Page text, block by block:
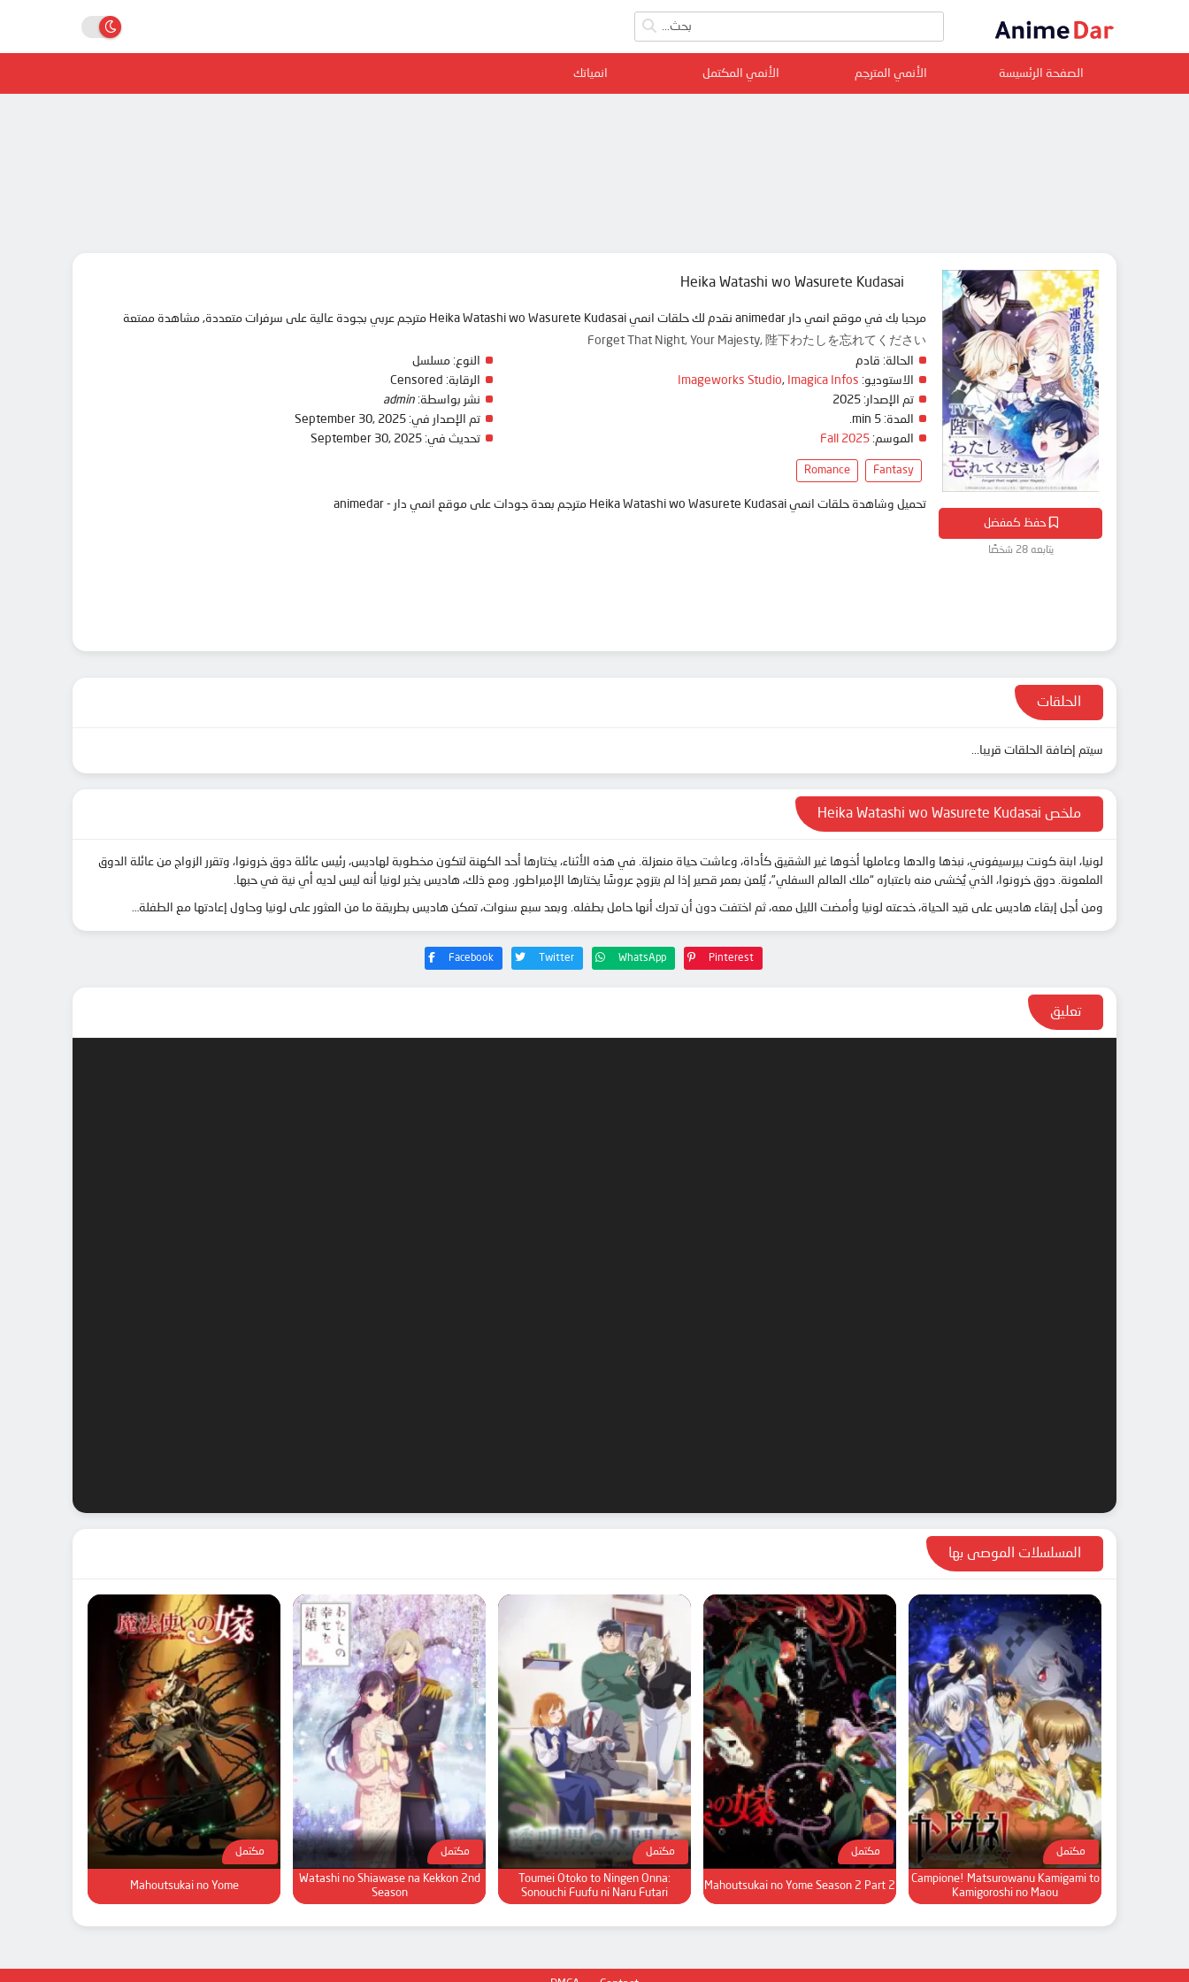
الصفحة الرئسيسة الأنمي المترجم الأنمي المكتمل انمياتك
حفظ كمفضل
يتابعه 28 شخصًا
Heika Watashi wo Wasurete Kudasai
مرحبا بك في موقع انمي دار animedar نقدم لك حلقات انمي Heika Watashi wo Wasurete Kudasai مترجم عربي بجودة عالية على سرفرات متعددة, مشاهدة ممتعة
Forget That Night, Your Majesty, 陛下わたしを忘れてください
الحالة: قادم
الاستوديو:
Imageworks Studio,
Imagica Infos
تم الإصدار:
المدة:
الموسم: Fall 2025
النوع: مسلسل
الرقابة:
نشر بواسطة: admin
تم الإصدار في: September 30, 2025
تحديث في: September 30, 2025
Fantasy
Romance
تحميل وشاهدة حلقات انمي Heika Watashi wo Wasurete Kudasai مترجم بعدة جودات على موقع انمي دار - animedar
الحلقات
سيتم إضافة الحلقات قريبا...
ملخص Heika Watashi wo Wasurete Kudasai
لونيا، ابنة كونت بيرسيفوني، نبذها والدها وعاملها أخوها غير الشقيق كأداة، وعاشت حياة منعزلة. في هذه الأثناء، يختارها أحد الكهنة لتكون مخطوبة لهاديس، رئيس عائلة دوق خرونوا، وتقرر الزواج من عائلة الدوق
الملعونة. دوق خرونوا، الذي يُخشى منه باعتباره “ملك العالم السفلي”، يُلعن بعمر قصير إذا لم يتزوج عروسًا يختارها الإمبراطور. ومع ذلك، هاديس يخبر لونيا أنه ليس لديه أي نية في حبها.
ومن أجل إبقاء هاديس على قيد الحياة، خدعته لونيا وأمضت الليل معه، ثم اختفت دون أن تدرك أنها حامل بطفله. وبعد سبع سنوات، تمكن هاديس بطريقة ما من العثور على لونيا وحاول إعادتها مع الطفلة…
Facebook Twitter WhatsApp Pinterest
تعليق
المسلسلات الموصى بها
مكتمل
Campione! Matsurowanu Kamigami to
Kamigoroshi no Maou
مكتمل
Mahoutsukai no Yome Season 2 Part 2
مكتمل
Toumei Otoko to Ningen Onna:
Sonouchi Fuufu ni Naru Futari
مكتمل
Watashi no Shiawase na Kekkon 2nd
Season
مكتمل
Mahoutsukai no Yome